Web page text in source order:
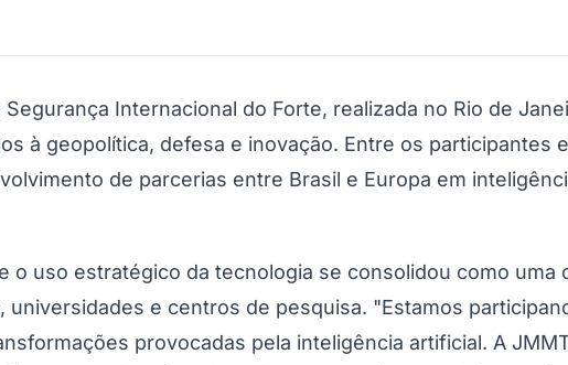
Internacional do Forte, realizada no Rio de
à geopolítica, defesa e inovação. Entre os participantes
de parcerias entre Brasil e Europa em
o uso estratégico da tecnologia se consolidou como uma
e centros de pesquisa. "Estamos
provocadas pela inteligência artificial. A